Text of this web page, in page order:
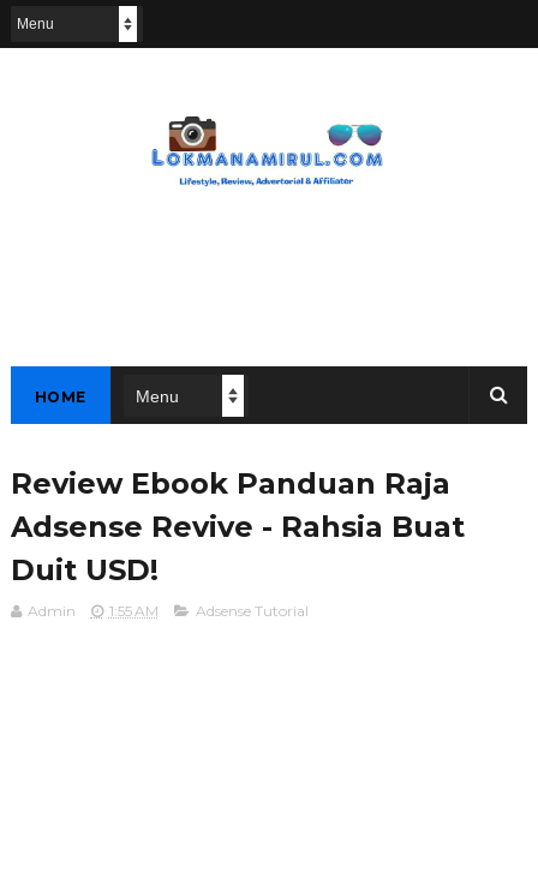
HOME
Review Ebook Panduan Raja
Adsense Revive - Rahsia Buat
Duit USD!
Admin 1:55 AM Adsense Tutorial